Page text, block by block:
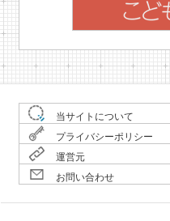
当サイトについて
プライバシーポリシー
運営元
お問い合わせ